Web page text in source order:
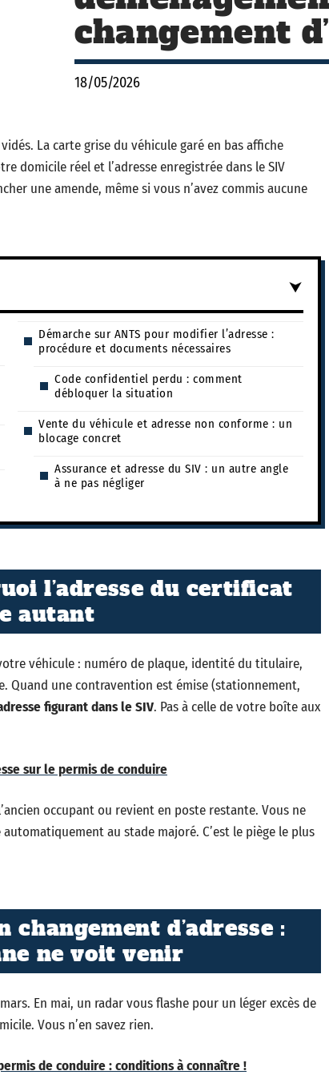
changement
18/05/2026
La carte grise du véhicule garé en bas affiche
domicile réel et l’adresse enregistrée dans le SIV
une amende, même si vous n’avez commis aucune
Démarche sur ANTS pour modifier l’adresse :
procédure et documents nécessaires
Code confidentiel perdu : comment
débloquer la situation
Vente du véhicule et adresse non conforme : un
blocage concret
Assurance et adresse du SIV : un autre angle
à ne pas négliger
l’adresse du certificat
autant
véhicule : numéro de plaque, identité du titulaire,
Quand une contravention est émise (stationnement,
figurant dans le SIV. Pas à celle de votre boîte aux
sur le permis de conduire
occupant ou revient en poste restante. Vous ne
au stade majoré. C’est le piège le plus
d’adresse :
ne voit venir
En mai, un radar vous flashe pour un léger excès de
Vous n’en savez rien.
de conduire : conditions à connaître !